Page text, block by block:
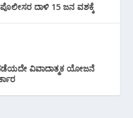
ದಾಳಿ 15 ಜನ ವಶಕ್ಕೆ
ವಿವಾದಾತ್ಮಕ ಯೋಜನೆ